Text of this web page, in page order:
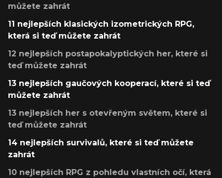
můžete zahrát
11 nejlepších klasických izometrických RPG,
která si teď můžete zahrát
12 nejlepších postapokalyptických her, které si
teď můžete zahrát
13 nejlepších gaučových kooperací, které si teď
můžete zahrát
13 nejlepších her s otevřeným světem, které si
teď můžete zahrát
14 nejlepších survivalů, které si teď můžete
zahrát
10 nejlepších RPG z pohledu vlastních očí, která